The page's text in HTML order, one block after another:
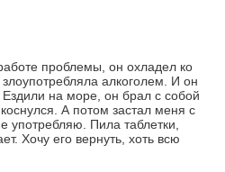
проблемы, он охладел ко
алкоголем. И он
на море, он брал с собой
А потом застал меня с
употребляю. Пила таблетки,
Хочу его вернуть, хоть всю